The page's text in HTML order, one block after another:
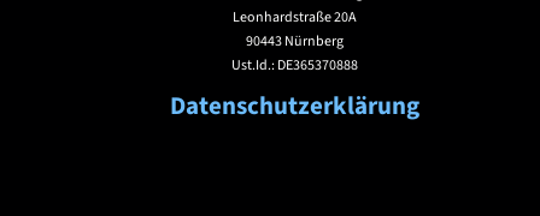
Leonhardstraße 20A
90443 Nürnberg
Ust.Id.: DE365370888
Datenschutzerklärung